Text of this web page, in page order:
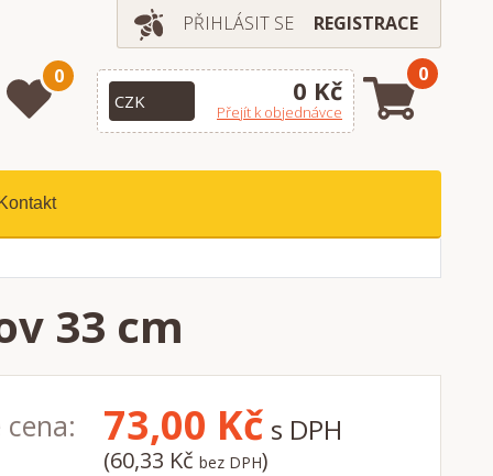
PŘIHLÁSIT SE REGISTRACE
0 0 Kč
Přejít k objednávce
0
Kontakt
33 cm
cena: 73,00 Kč s DPH
(60,33 Kč bez DPH)